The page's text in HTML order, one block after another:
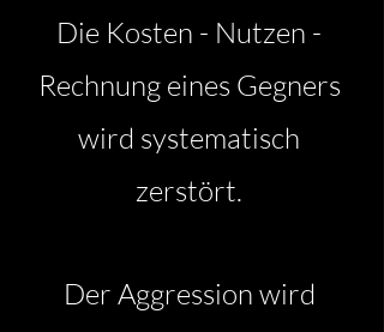
Die Kosten - Nutzen -
Rechnung eines Gegners
wird systematisch
zerstört.
Der Aggression wird